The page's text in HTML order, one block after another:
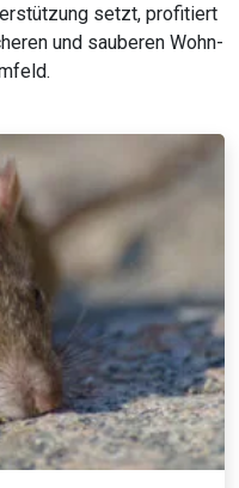
setzt, profitiert
und sauberen Wohn-